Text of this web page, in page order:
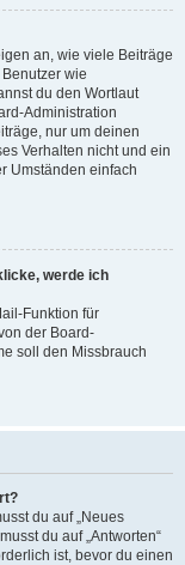
an, wie viele Beiträge
wie
du den Wortlaut
Administration
nur um deinen
Verhalten nicht und ein
Umständen einfach
werde ich
Funktion für
der Board-
soll den Missbrauch
du auf „Neues
du auf „Antworten“
ist, bevor du einen